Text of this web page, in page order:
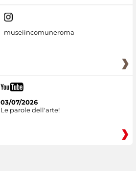
museiincomuneroma
03/07/2026
Le parole dell'arte!